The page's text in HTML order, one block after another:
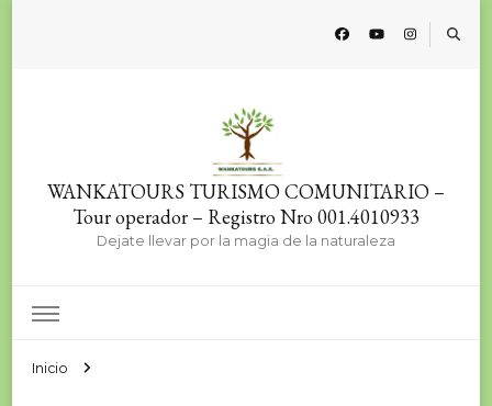
WANKATOURS TURISMO COMUNITARIO –
Tour operador – Registro Nro 001.4010933
Dejate llevar por la magia de la naturaleza
Inicio